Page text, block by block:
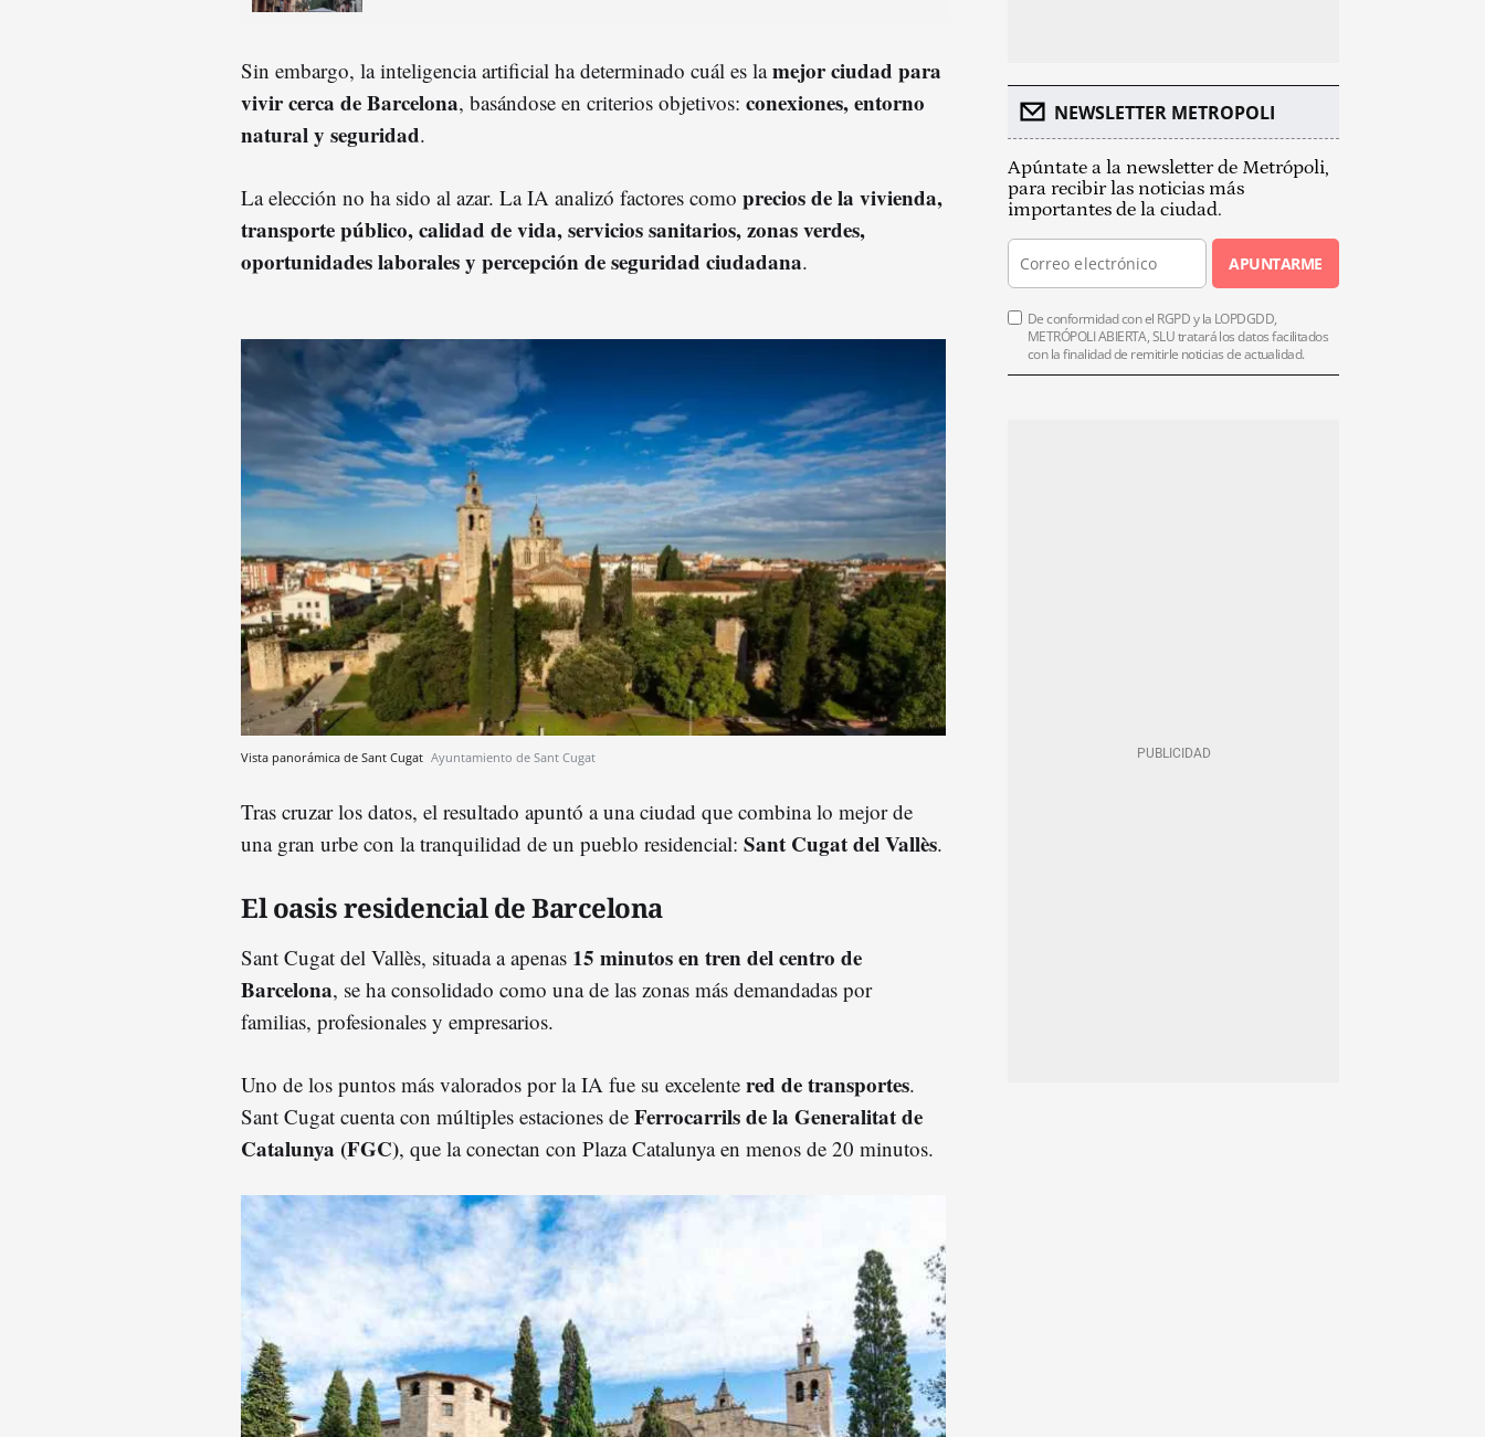
Sin embargo, la inteligencia artificial ha determinado cuál es lamejor ciudad para
vivir cerca de Barcelona, basándose en criterios objetivos: conexiones, entorno
natural y seguridad.
La elección no ha sido al azar. La IA analizó factores como precios de la vivienda,
transporte público, calidad de vida, servicios sanitarios, zonas verdes,
oportunidades laborales y percepción de seguridad ciudadana.
Vista panorámica de Sant Cugat Ayuntamiento de Sant Cugat
Tras cruzar los datos, el resultado apuntó a una ciudad que combina lo mejor de
una gran urbe con la tranquilidad de un pueblo residencial: Sant Cugat del Vallès.
El oasis residencial de Barcelona
Sant Cugat del Vallès, situada a apenas 15 minutos en tren del centro de
Barcelona, se ha consolidado como una de las zonas más demandadas por
familias, profesionales y empresarios.
Uno de los puntos más valorados por la IA fue su excelente red de transportes.
Sant Cugat cuenta con múltiples estaciones de Ferrocarrils de la Generalitat de
Catalunya (FGC), que la conectan con Plaza Catalunya en menos de 20 minutos.
NEWSLETTER METROPOLI
Apúntate a la newsletter de Metrópoli,
para recibir las noticias más
importantes de la ciudad.
APUNTARME
De conformidad con el RGPD y la LOPDGDD,
METRÓPOLI ABIERTA, SLU tratará los datos facilitados
con la finalidad de remitirle noticias de actualidad.